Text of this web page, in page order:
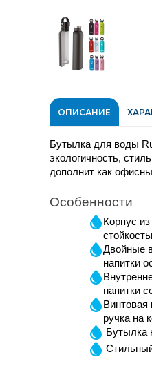
ОПИСАНИЕ
Бутылка для воды
экологичность,
дополнит как
Особенности
Корпус
Двойные
напитки
напитки
Винтовая
ручка на
Бутылка